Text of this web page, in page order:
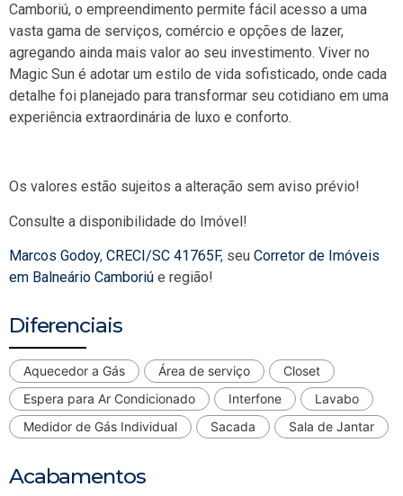
Camboriú, o empreendimento permite fácil acesso a uma
vasta gama de serviços, comércio e opções de lazer,
agregando ainda mais valor ao seu investimento. Viver no
Magic Sun é adotar um estilo de vida sofisticado, onde cada
detalhe foi planejado para transformar seu cotidiano em uma
experiência extraordinária de luxo e conforto.
Os valores estão sujeitos a alteração sem aviso prévio!
Consulte a disponibilidade do Imóvel!
Marcos Godoy, CRECI/SC 41765F, seu Corretor de Imóveis
em Balneário Camboriú e região!
Diferenciais
Aquecedor a Gás Área de serviço
Closet
Espera para Ar Condicionado
Interfone
Lavabo
Medidor de Gás Individual
Sacada Sala de Jantar
Acabamentos